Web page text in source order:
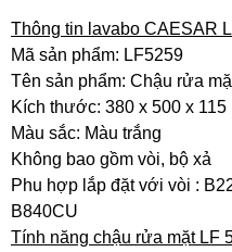
Thông tin lavabo CAESAR
Mã sản phẩm: LF5259
Tên sản phẩm: Chậu rửa
Kích thước: 380 x 500 x 115
Màu sắc: Màu trắng
Không bao gồm vòi, bộ xả
Phu hợp lắp đặt với vòi :
B840CU
Tính năng chậu rửa mặt LF